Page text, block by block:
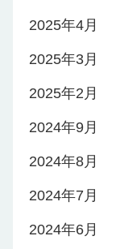
2025年4月
2025年3月
2025年2月
2024年9月
2024年8月
2024年7月
2024年6月